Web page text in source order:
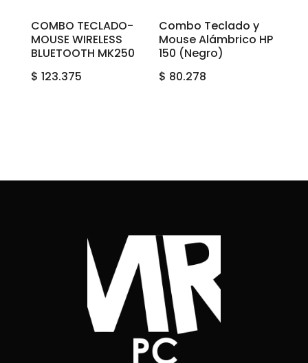
COMBO TECLADO-
MOUSE WIRELESS
BLUETOOTH MK250
$ 123.375
Combo Teclado y
Mouse Alámbrico HP
150 (Negro)
$ 80.278